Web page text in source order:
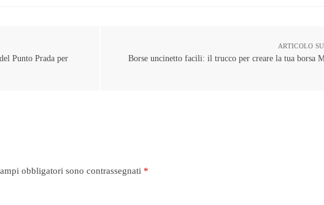
Punto Prada per
ARTICOLO
Borse uncinetto facili: il trucco per creare la tua borsa
obbligatori sono contrassegnati *